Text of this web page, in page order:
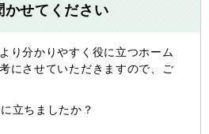
かせてください
り分かりやすく役に立つホーム
にさせていただきますので、ご
立ちましたか？